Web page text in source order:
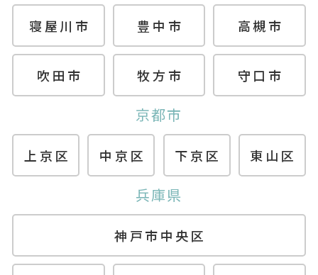
寝屋川市 豊中市 高槻市
吹田市 牧方市 守口市
京都市
上京区 中京区 下京区 東山区
兵庫県
神戸市中央区